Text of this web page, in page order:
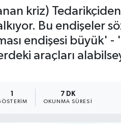
kriz)
Bu endişeler
endişesi büyük' -
araçları
1 7 DK
OKUNMA SÜRESI